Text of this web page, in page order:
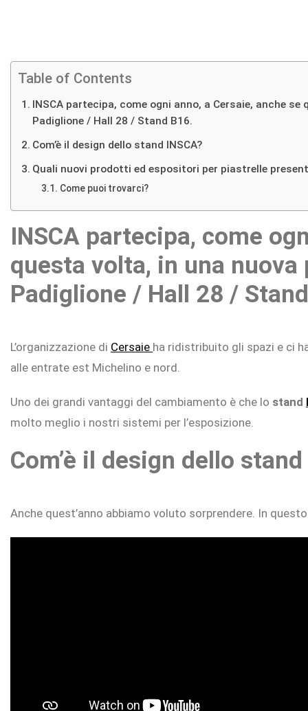
I.RIS
Chi
siamo
Expositori
Showrooms
Notizie
Contatto
Table of Contents
INSCA partecipa, come ogni anno, a Cersaie, anche
Padiglione / Hall 28 / Stand B16.
Com’è il design dello stand INSCA?
Quali nuovi prodotti ed espositori per piastrelle
Come puoi trovarci?
INSCA partecipa, come
questa volta, in una
Padiglione / Hall 28 /
L’organizzazione di Cersaie ha ridistribuito gli spazi e ci
alle entrate est Michelino e nord.
Uno dei grandi vantaggi del cambiamento è che lo stand
molto meglio i nostri sistemi per l’esposizione.
Com’è il design dello stand
Anche quest’anno abbiamo voluto sorprendere. In